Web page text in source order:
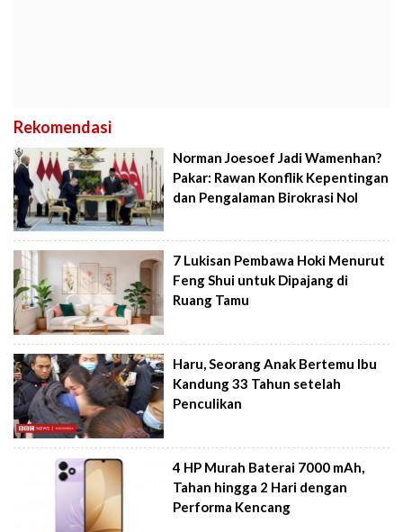
Rekomendasi
Norman Joesoef Jadi Wamenhan?
Pakar: Rawan Konflik Kepentingan
dan Pengalaman Birokrasi Nol
7 Lukisan Pembawa Hoki Menurut
Feng Shui untuk Dipajang di
Ruang Tamu
Haru, Seorang Anak Bertemu Ibu
Kandung 33 Tahun setelah
Penculikan
4 HP Murah Baterai 7000 mAh,
Tahan hingga 2 Hari dengan
Performa Kencang